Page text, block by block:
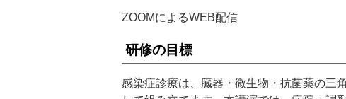
ZOOMによるWEB配信
研修の目標
感染症診療は、臓器・微生物・抗菌薬の三